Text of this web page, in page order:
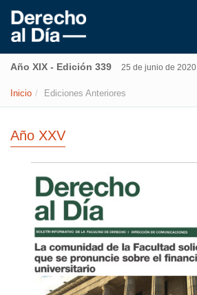
Año XIX - Edición 339 25 de junio de 2020
Inicio Ediciones Anteriores
Año XXV